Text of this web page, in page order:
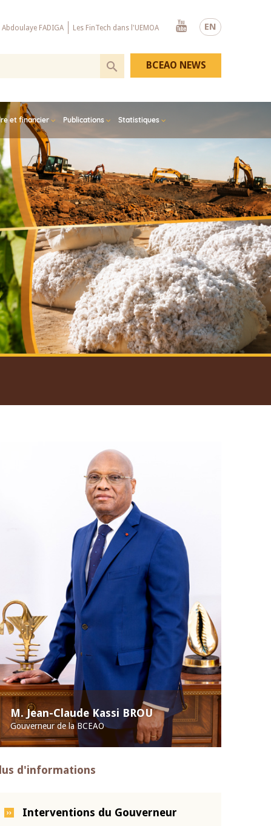
EN
Abdoulaye FADIGA Les FinTech dans l'UEMOA
Youtube
et financier Publications Statistiques
BCEAO NEWS
M. Jean-Claude Kassi BROU
Gouverneur de la BCEAO
d'informations
Interventions du Gouverneur